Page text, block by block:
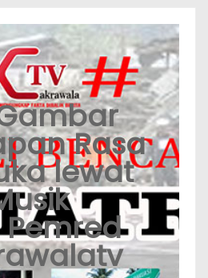
Rasa
lewat
Pemred